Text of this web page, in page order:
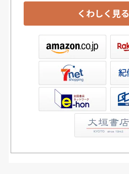
くわしく見る
書店ウェブストア